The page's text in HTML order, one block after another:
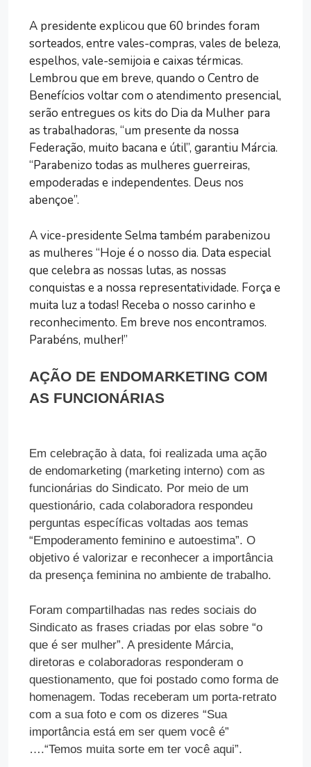
A presidente explicou que 60 brindes foram
sorteados, entre vales-compras, vales de beleza,
espelhos, vale-semijoia e caixas térmicas.
Lembrou que em breve, quando o Centro de
Benefícios voltar com o atendimento presencial,
serão entregues os kits do Dia da Mulher para
as trabalhadoras, “um presente da nossa
Federação, muito bacana e útil”, garantiu Márcia.
“Parabenizo todas as mulheres guerreiras,
empoderadas e independentes. Deus nos
abençoe”.
A vice-presidente Selma também parabenizou
as mulheres “Hoje é o nosso dia. Data especial
que celebra as nossas lutas, as nossas
conquistas e a nossa representatividade. Força e
muita luz a todas! Receba o nosso carinho e
reconhecimento. Em breve nos encontramos.
Parabéns, mulher!”
AÇÃO DE ENDOMARKETING COM
AS FUNCIONÁRIAS
Em celebração à data, foi realizada uma ação
de endomarketing (marketing interno) com as
funcionárias do Sindicato. Por meio de um
questionário, cada colaboradora respondeu
perguntas específicas voltadas aos temas
“Empoderamento feminino e autoestima”. O
objetivo é valorizar e reconhecer a importância
da presença feminina no ambiente de trabalho.
Foram compartilhadas nas redes sociais do
Sindicato as frases criadas por elas sobre “o
que é ser mulher”. A presidente Márcia,
diretoras e colaboradoras responderam o
questionamento, que foi postado como forma de
homenagem. Todas receberam um porta-retrato
com a sua foto e com os dizeres “Sua
importância está em ser quem você é”
….“Temos muita sorte em ter você aqui”.